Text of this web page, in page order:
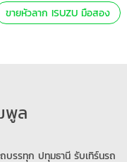
ขายหัวลาก ISUZU มือสอง
พูล
รรทุก ปทุมธานี รับเทิร์นรถ